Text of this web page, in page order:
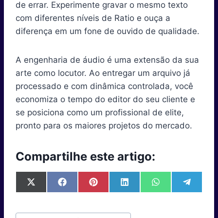
de errar. Experimente gravar o mesmo texto
com diferentes níveis de Ratio e ouça a
diferença em um fone de ouvido de qualidade.
A engenharia de áudio é uma extensão da sua
arte como locutor. Ao entregar um arquivo já
processado e com dinâmica controlada, você
economiza o tempo do editor do seu cliente e
se posiciona como um profissional de elite,
pronto para os maiores projetos do mercado.
Compartilhe este artigo:
S
h
r
X
(
w
S
h
r
F
a
e
S
h
r
P
i
t
S
h
r
L
i
k
S
h
W
h
S
h
e
Tags